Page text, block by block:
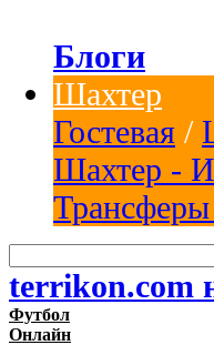
Блоги
Шахтер
Гостевая /
Шахтер -
terrikon.com
Футбол
Онлайн